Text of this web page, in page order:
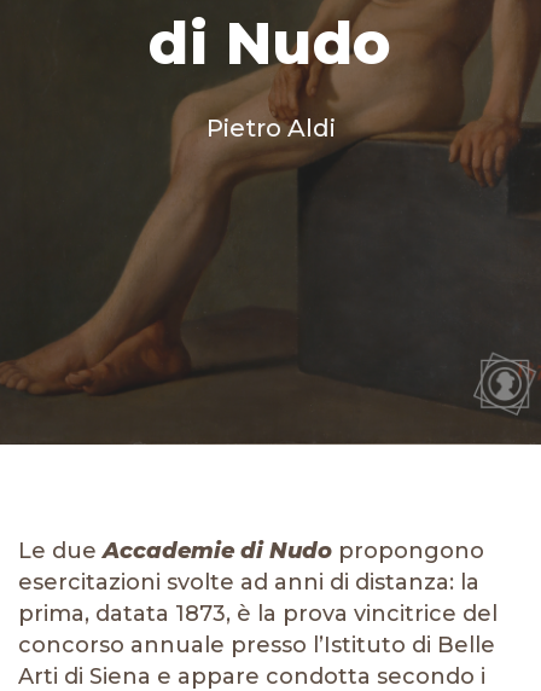
di Nudo
Pietro Aldi
Le dueAccademie di Nudo propongono
esercitazioni svolte ad anni di distanza: la
prima, datata 1873, è la prova vincitrice del
concorso annuale presso l’Istituto di Belle
Arti di Siena e appare condotta secondo i